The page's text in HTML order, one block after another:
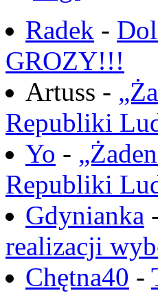
Radek -
GROZY!!!
Artuss -
Republiki
Yo -
Republiki
Gdynianka
realizacji
Chętna40 -